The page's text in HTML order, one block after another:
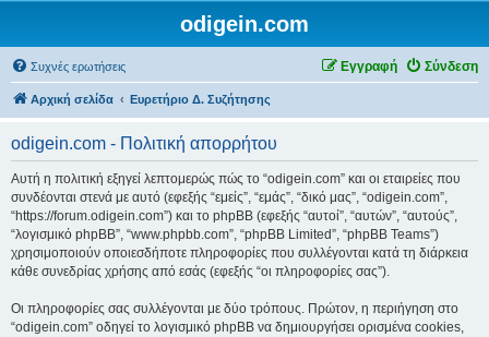
odigein.com
Συχνές ερωτήσεις Σύνδεση
Εγγραφή
Αρχική σελίδα Ευρετήριο Δ. Συζήτησης
odigein.com - Πολιτική απορρήτου
Αυτή η πολιτική εξηγεί λεπτομερώς πώς το “odigein.com” και οι εταιρείες που
συνδέονται στενά με αυτό (εφεξής “εμείς”, “εμάς”, “δικό μας”, “odigein.com”,
“https://forum.odigein.com”) και το phpBB (εφεξής “αυτοί”, “αυτών”, “αυτούς”,
“λογισμικό phpBB”, “www.phpbb.com”, “phpBB Limited”, “phpBB Teams”)
χρησιμοποιούν οποιεσδήποτε πληροφορίες που συλλέγονται κατά τη διάρκεια
κάθε συνεδρίας χρήσης από εσάς (εφεξής “οι πληροφορίες σας”).
Οι πληροφορίες σας συλλέγονται με δύο τρόπους. Πρώτον, η περιήγηση στο
“odigein.com” οδηγεί το λογισμικό phpBB να δημιουργήσει ορισμένα cookies,